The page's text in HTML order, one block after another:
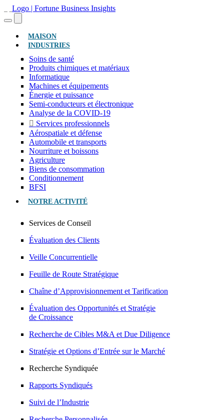
MAISON(ACTUEL)
INDUSTRIES
Soins de santé
Produits chimiques et matériaux
Informatique
Machines et équipements
Énergie et puissance
Semi-conducteurs et électronique
Analyse de la COVID-19
Services professionnels
Aérospatiale et défense
Automobile et transports
Nourriture et boissons
Agriculture
Biens de consommation
Conditionnement
BFSI
NOTRE ACTIVITÉ
Services de Conseil
Évaluation des Clients
Veille Concurrentielle
Feuille de Route Stratégique
Chaîne d’Approvisionnement et Tarification
Évaluation des Opportunités et Stratégie
de Croissance
Recherche de Cibles M&A et Due Diligence
Stratégie et Options d’Entrée sur le Marché
Recherche Syndiquée
Rapports Syndiqués
Suivi de l’Industrie